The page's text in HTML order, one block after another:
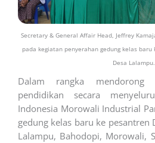
Secretary & General Affair Head, Jeffrey
pada kegiatan penyerahan gedung kelas
Desa Lalampu.
Dalam rangka mendorong
pendidikan secara
Indonesia Morowali Industrial
gedung kelas baru ke pesantren
Lalampu, Bahodopi, Morowali,